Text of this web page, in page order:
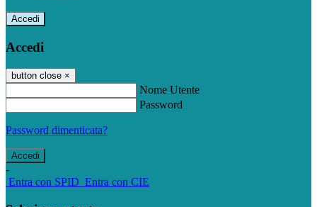
Accedi
Accedi
button close ×
Nome Utente
Password
Password dimenticata?
-
Entra con SPID Entra con CIE